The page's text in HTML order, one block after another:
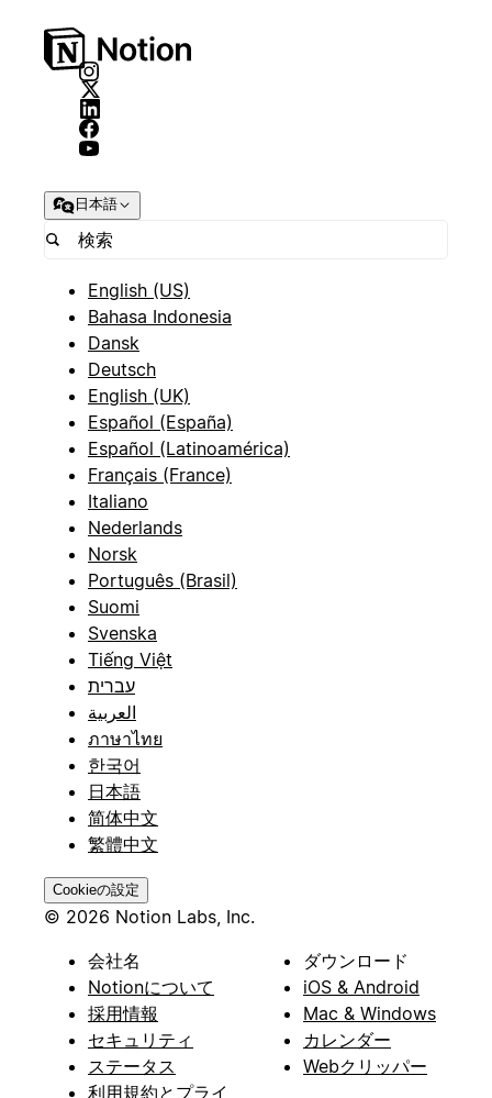
日本語
English (US)
Bahasa Indonesia
Dansk
Deutsch
English (UK)
Español (España)
Español (Latinoamérica)
Français (France)
Italiano
Nederlands
Norsk
Português (Brasil)
Suomi
Svenska
Tiếng Việt
עברית
العربية
ภาษาไทย
한국어
日本語
简体中文
繁體中文
Cookieの設定
© 2026 Notion Labs, Inc.
会社名
Notionについて
採用情報
セキュリティ
ステータス
利用規約とプライ
ダウンロード
iOS & Android
Mac & Windows
カレンダー
Webクリッパー